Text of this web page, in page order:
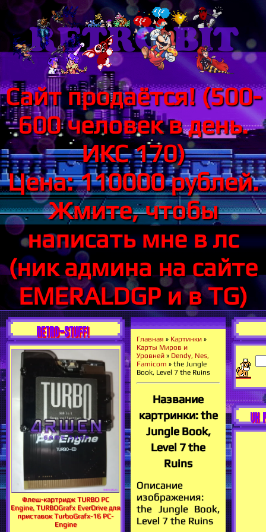
Сайт продаётся! (500-
600 человек в день.
ИКС 170)
Цена: 110000 рублей.
Жмите, чтобы
написать мне в лс
(ник админа на сайте
EMERALDGP и в TG)
RETRO-STUFF!
Флеш-картридж TURBO PC
Engine, TURBOGrafx EverDrive для
приставок TurboGrafx-16 PC-
Engine
Главная » Картинки »
Карты Миров и
Уровней » Dendy, Nes,
Famicom » the Jungle
Book, Level 7 the Ruins
Название
картринки: the
Jungle Book,
Level 7 the
Ruins
Описание
изображения:
the Jungle Book,
Level 7 the Ruins
VK